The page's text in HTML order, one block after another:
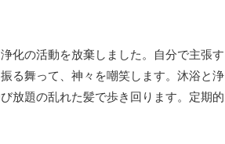
化の活動を放棄しました。自分で主張す
る舞って、神々を嘲笑します。沐浴と浄
放題の乱れた髪で歩き回ります。定期的